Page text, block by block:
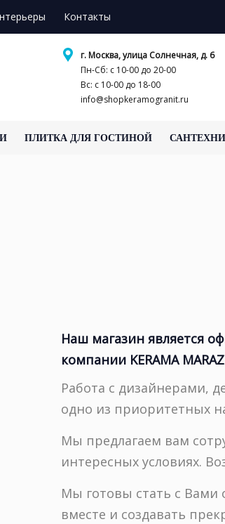
Контакты
г. Москва, улица Солнечная, д. 6
Пн-Сб: с 10-00 до 20-00
Вс: с 10-00 до 18-00
info@shopkeramogranit.ru
ПЛИТКА ДЛЯ ГОСТИНОЙ
Наш магазин является
компании KERAMA
Работа с дизайнерами,
одно из приоритетных
Мы предлагаем вам
интересных условиях.
Мы готовы стать с Вами
вместе и создавать